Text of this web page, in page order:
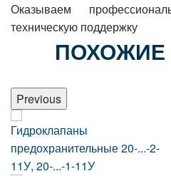
Оказываем
техническую поддержку
Previous
Гидроклапаны
предохранительные 20-...-2-
11У, 20-...-1-11У